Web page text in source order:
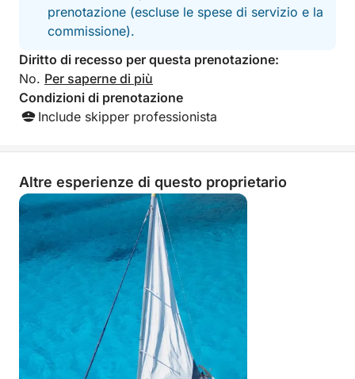
al vento e alle condizioni del mare.
Il tour parte dal Porto di Cagliari, facilmente
raggiungibile a piedi, in auto o in taxi.
Riceverai la posizione precisa e le istruzioni
dettagliate dopo la prenotazione.
Un’esperienza privata, emozionante e rilassante per
scoprire la costa più affascinante della Sardegna,
fino alla magia di Mari Pintau.
prenotazione (escluse le spese di servizio e la
commissione).
Diritto di recesso per questa prenotazione:
No. Per saperne di più
Condizioni di prenotazione
Include skipper professionista
Altre esperienze di questo proprietario